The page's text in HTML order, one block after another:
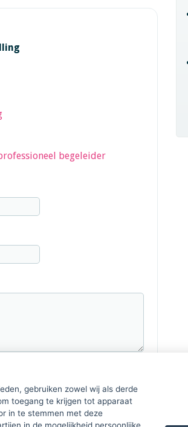
begeleider
gebruiken zowel wij als derde
toegang te krijgen tot apparaat
in te stemmen met deze